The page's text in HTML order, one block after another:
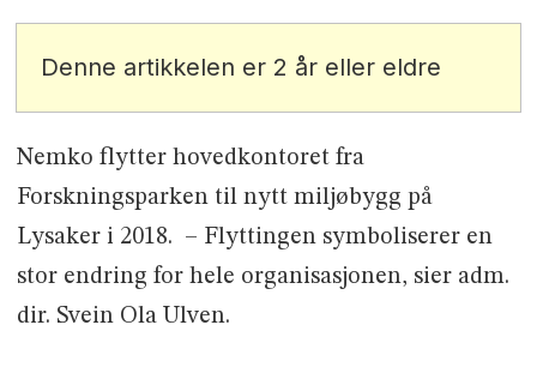
Denne artikkelen er 2 år eller eldre
Nemko flytter hovedkontoret fra
Forskningsparken til nytt miljøbygg på
Lysaker i 2018. – Flyttingen symboliserer en
stor endring for hele organisasjonen, sier adm.
dir. Svein Ola Ulven.